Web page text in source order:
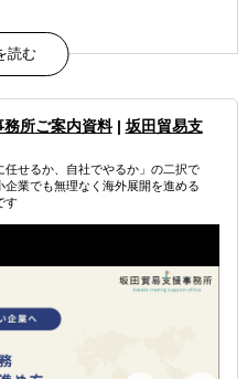
様、市場調査から物流まで
こと」を解決します。
所ご案内資料|坂田貿易支
任せるか、自社でやるか」の二択で
企業でも無理なく海外展開を進める
す